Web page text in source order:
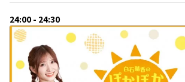
24:00 - 24:30